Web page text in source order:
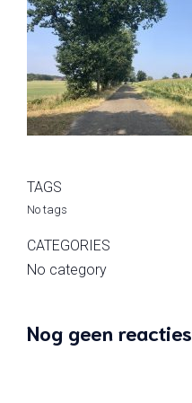
TAGS
No tags
CATEGORIES
No category
Nog geen reacties